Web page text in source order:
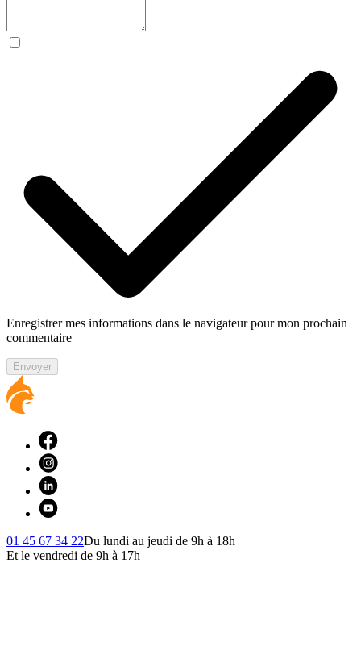
Enregistrer mes informations dans le navigateur pour mon prochain
commentaire
Envoyer
01 45 67 34 22Du lundi au jeudi de 9h à 18h
Et le vendredi de 9h à 17h